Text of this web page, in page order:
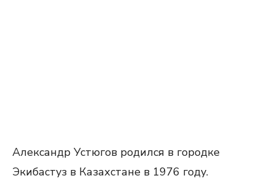
Александр Устюгов родился в городке
Экибастуз в Казахстане в 1976 году.